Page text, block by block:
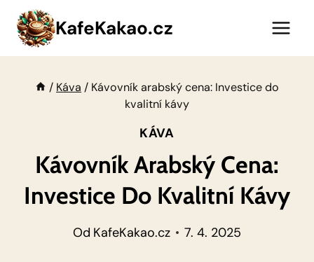
Přeskočit
obsah
KafeKakao.cz
/ Káva / Kávovník arabský cena: Investice do
kvalitní kávy
KÁVA
Kávovník Arabský Cena:
Investice Do Kvalitní Kávy
Od KafeKakao.cz 7. 4. 2025